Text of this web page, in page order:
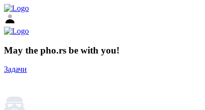
May the pho.rs be with you!
Задачи